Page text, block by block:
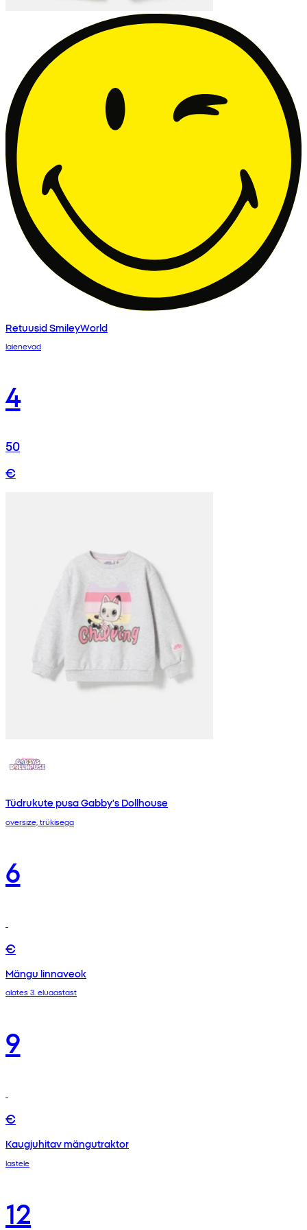
Retuusid SmileyWorld
laienevad
4
50
€
Tüdrukute pusa Gabby's Dollhouse
oversize, trükisega
6
€
Mängu linnaveok
alates 3. eluaastast
9
€
Kaugjuhitav mängutraktor
lastele
12